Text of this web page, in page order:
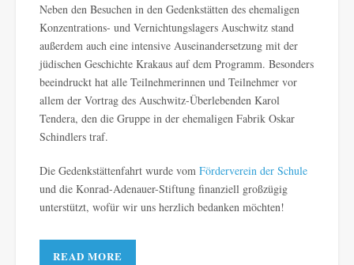
Neben den Besuchen in den Gedenkstätten des ehemaligen
Konzentrations- und Vernichtungslagers Auschwitz stand
außerdem auch eine intensive Auseinandersetzung mit der
jüdischen Geschichte Krakaus auf dem Programm. Besonders
beeindruckt hat alle Teilnehmerinnen und Teilnehmer vor
allem der Vortrag des Auschwitz-Überlebenden Karol
Tendera, den die Gruppe in der ehemaligen Fabrik Oskar
Schindlers traf.
Die Gedenkstättenfahrt wurde vom Förderverein der Schule
und die Konrad-Adenauer-Stiftung finanziell großzügig
unterstützt, wofür wir uns herzlich bedanken möchten!
READ MORE